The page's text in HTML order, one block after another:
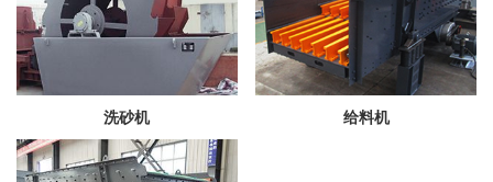
洗砂机 给料机